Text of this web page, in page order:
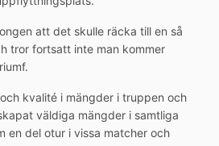
att det skulle räcka till en så
tror fortsatt inte man kommer
kvalité i mängder i truppen och
väldiga mängder i samtliga
en del otur i vissa matcher och